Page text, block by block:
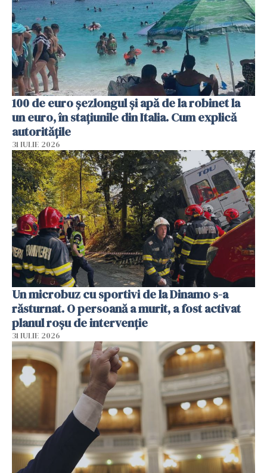
100 de euro șezlongul și apă de la robinet la
un euro, în stațiunile din Italia. Cum explică
autoritățile
31 IULIE 2026
Un microbuz cu sportivi de la Dinamo s-a
răsturnat. O persoană a murit, a fost activat
planul roșu de intervenție
31 IULIE 2026